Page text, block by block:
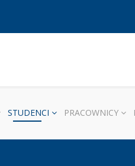
STUDENCI PRACOWNICY